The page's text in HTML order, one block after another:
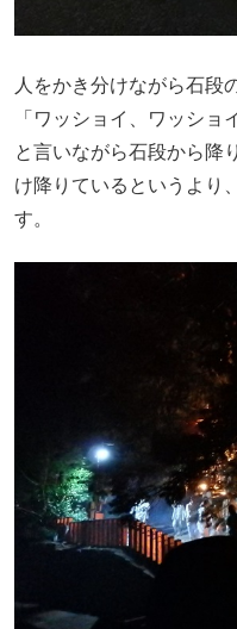
人をかき分けながら石段
「ワッショイ、ワッショ
と言いながら石段から降
け降りているというより
す。